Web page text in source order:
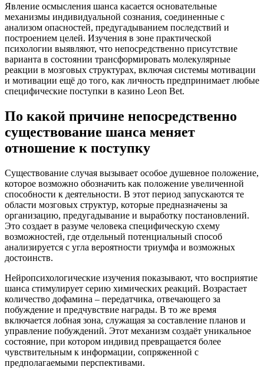
Явление осмысления шанса касается основательные
механизмы индивидуальной сознания, соединенные с
анализом опасностей, предугадыванием последствий и
построением целей. Изучения в зоне практической
психологии выявляют, что непосредственно присутствие
варианта в состоянии трансформировать молекулярные
реакции в мозговых структурах, включая системы мотивации
и мотивации ещё до того, как личность предпринимает любые
специфические поступки в казино Leon Bet.
По какой причине непосредственно
существование шанса меняет
отношение к поступку
Существование случая вызывает особое душевное положение,
которое возможно обозначить как положение увеличенной
способности к деятельности. В этот период запускаются те
области мозговых структур, которые предназначены за
организацию, предугадывание и выработку постановлений.
Это создает в разуме человека специфическую схему
возможностей, где отдельный потенциальный способ
анализируется с угла вероятности триумфа и возможных
достоинств.
Нейропсихологические изучения показывают, что восприятие
шанса стимулирует серию химических реакций. Возрастает
количество дофамина – передатчика, отвечающего за
побуждение и предчувствие награды. В то же время
включается лобная зона, служащая за составление планов и
управление побуждений. Этот механизм создаёт уникальное
состояние, при котором индивид превращается более
чувствительным к информации, сопряженной с
предполагаемыми перспективами.